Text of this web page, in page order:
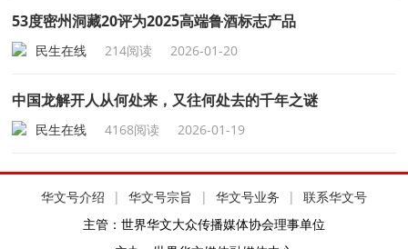
53度密州洞藏20评为2025高端鲁酒标志产品
民生在线 214阅读 2026-01-20
中国龙解开人从何处来，又往何处去的千年之谜
民生在线 4168阅读 2026-01-19
华文号介绍 | 华文号宗旨 | 华文号业务 |
联系华文号
主管：世界华文大众传播媒体协会理事单位